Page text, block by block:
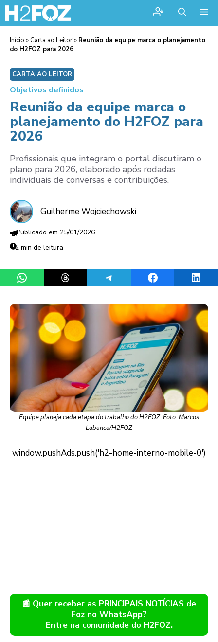
Início » Carta ao Leitor » Reunião da equipe marca o planejamento
do H2FOZ para 2026
CARTA AO LEITOR
Objetivos definidos
Reunião da equipe marca o
planejamento do H2FOZ para
2026
Profissionais que integram o portal discutiram o
plano para 2026, elaborado após rodadas
individuais de conversas e contribuições.
Guilherme Wojciechowski
25/01/2026
2 min de leitura
Share on WhatsAppShare on ThreadsShare on TelegramShare on Facebook
Equipe planeja cada etapa do trabalho do H2FOZ. Foto: Marcos
Labanca/H2FOZ
📰 Quer receber as PRINCIPAIS NOTÍCIAS de
Foz no WhatsApp?
Entre na comunidade do H2FOZ.